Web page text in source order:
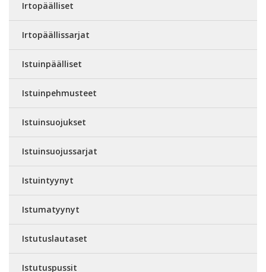
Irtopäälliset
Irtopäällissarjat
Istuinpäälliset
Istuinpehmusteet
Istuinsuojukset
Istuinsuojussarjat
Istuintyynyt
Istumatyynyt
Istutuslautaset
Istutuspussit